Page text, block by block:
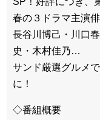
春の３ドラマ主演
長谷川博己・川口
史・木村佳乃…
サンド厳選グルメ
に！
◇番組概要